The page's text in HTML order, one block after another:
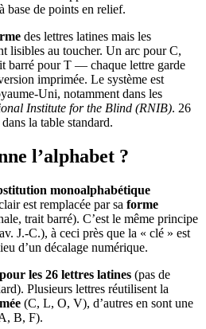
base de points en relief.
des lettres latines mais les
lisibles au toucher. Un arc pour C,
barré pour T — chaque lettre garde
imprimée. Le système est
Uni, notamment dans les
Institute for the Blind (RNIB). 26
la table standard.
l’alphabet ?
monoalphabétique
est remplacée par sa forme
trait barré). C’est le même principe
J.-C.), à ceci près que la « clé » est
d’un décalage numérique.
les 26 lettres latines (pas de
Plusieurs lettres réutilisent la
(C, L, O, V), d’autres en sont une
B, F).